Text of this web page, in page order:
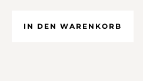
IN DEN WARENKORB